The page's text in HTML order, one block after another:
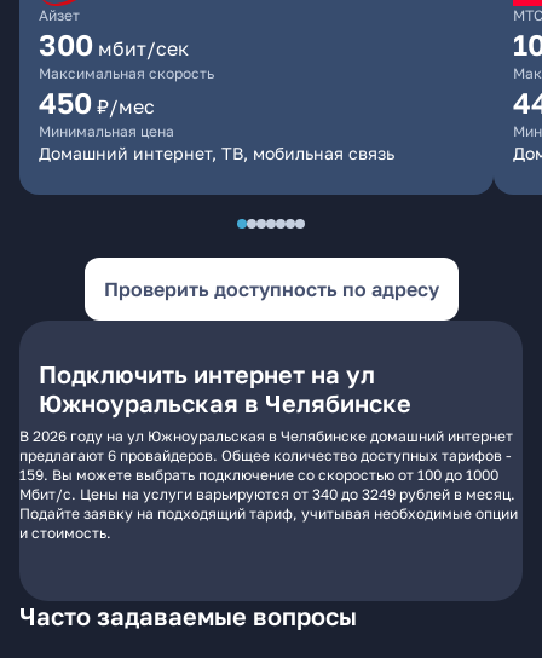
Айзет
300 мбит/сек
Максимальная скорость
450 ₽/мес
Минимальная цена
Домашний интернет, ТВ, мобильная связь
МТС
Проверить доступность по адресу
Подключить интернет на ул
Южноуральская в Челябинске
В 2026 году на ул Южноуральская в Челябинске домашний интернет
предлагают 6 провайдеров. Общее количество доступных тарифов -
159. Вы можете выбрать подключение со скоростью от 100 до 1000
Мбит/с. Цены на услуги варьируются от 340 до 3249 рублей в месяц.
Подайте заявку на подходящий тариф, учитывая необходимые опции
и стоимость.
Часто задаваемые вопросы